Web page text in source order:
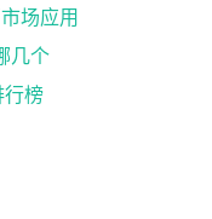
场应用
几个
行榜